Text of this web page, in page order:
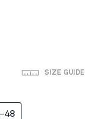
SIZE GUIDE